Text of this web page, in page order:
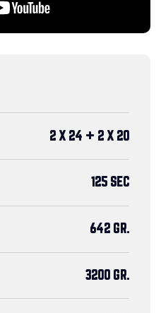
2 X 24 + 2 X 20
125 SEC
642 GR.
3200 GR.